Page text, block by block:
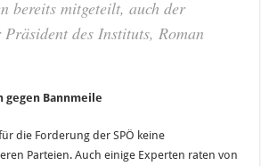
bereits mitgeteilt, auch der
des Instituts, Roman
gegen Bannmeile
die Forderung der SPÖ keine
Parteien. Auch einige Experten raten von